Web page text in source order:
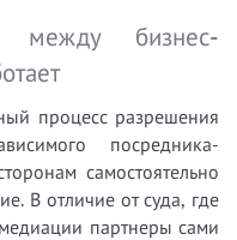
между бизнес-
процесс разрешения
посредника-
самостоятельно
В отличие от суда, где
партнеры сами